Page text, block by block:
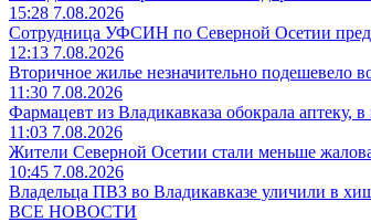
15:28 7.08.2026
Сотрудница УФСИН по Северной Осетии
12:13 7.08.2026
Вторичное жилье незначительно подешевело
11:30 7.08.2026
Фармацевт из Владикавказа обокрала аптеку,
11:03 7.08.2026
Жители Северной Осетии стали меньше
10:45 7.08.2026
Владельца ПВЗ во Владикавказе уличили в
ВСЕ НОВОСТИ